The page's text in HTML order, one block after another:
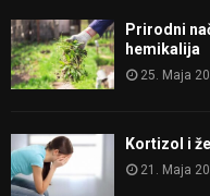
Prirodni
hemikalija
25. Maja
Kortizol i
21. Maja